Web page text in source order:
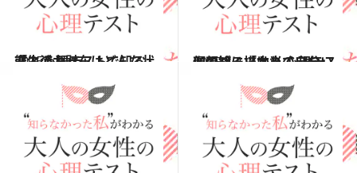
2015.5.2
恋人のお財布はどんな状態？ 心理テストで知る「生活力」
占い 2015.4.4
似顔絵に描かれていない顔のパーツは？ 心理テストで知る「本当の自分」
占い